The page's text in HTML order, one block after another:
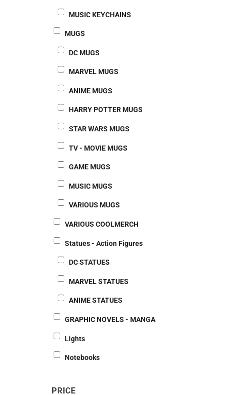
MUSIC KEYCHAINS
MUGS
DC MUGS
MARVEL MUGS
ANIME MUGS
HARRY POTTER MUGS
STAR WARS MUGS
TV - MOVIE MUGS
GAME MUGS
MUSIC MUGS
VARIOUS MUGS
VARIOUS COOLMERCH
Statues - Action Figures
DC STATUES
MARVEL STATUES
ANIME STATUES
GRAPHIC NOVELS - MANGA
Lights
Notebooks
PRICE